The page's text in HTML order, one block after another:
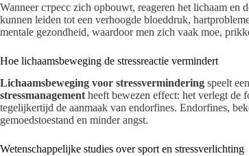
Wanneer стресс zich opbouwt, reageren het lichaam en
kunnen leiden tot een verhoogde bloeddruk,
mentale gezondheid, waardoor men zich vaak moe,
Hoe lichaamsbeweging de stressreactie vermindert
Lichaamsbeweging voor stressvermindering speelt
stressmanagement heeft bewezen effect: het verlegt de
tegelijkertijd de aanmaak van endorfines. Endorfines,
gemoedstoestand en minder angst.
Wetenschappelijke studies over sport en stressverlichting